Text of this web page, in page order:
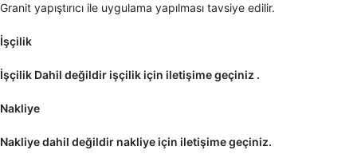
Granit yapıştırıcı ile uygulama yapılması tavsiye edilir.
İşçilik
İşçilik Dahil değildir işçilik için iletişime geçiniz .
Nakliye
Nakliye dahil değildir nakliye için iletişime geçiniz.